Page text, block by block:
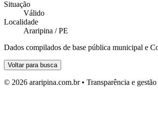
Situação
Válido
Localidade
Araripina / PE
Dados compilados de base pública municipal e
Voltar para busca
© 2026 araripina.com.br • Transparência e